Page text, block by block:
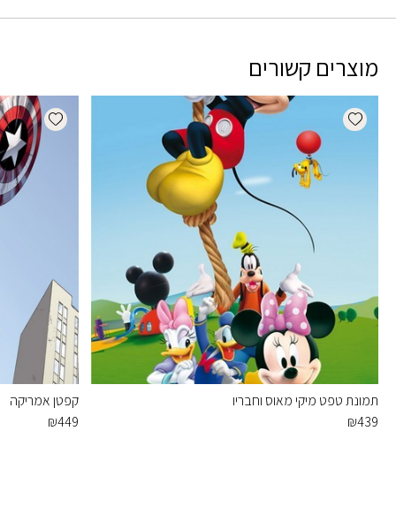
מוצרים קשורים
Add wishlist
תמונת טפט מיקי מאוס וחבריו
₪439
wishlist
קפטן אמריקה
₪449